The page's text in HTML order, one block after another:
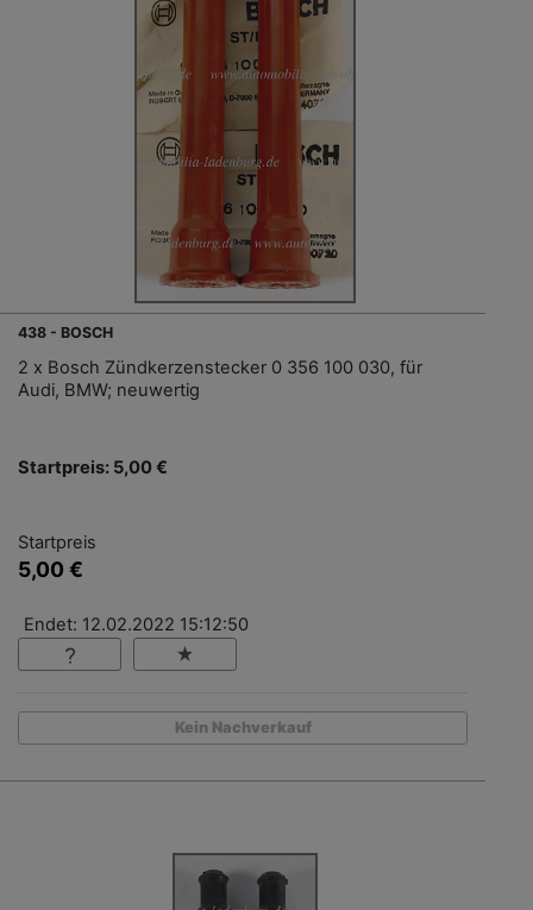
438 - BOSCH
2 x Bosch Zündkerzenstecker 0 356 100 030, für
Audi, BMW; neuwertig
Startpreis: 5,00 €
Startpreis
5,00 €
Endet: 12.02.2022 15:12:50
Kein Nachverkauf